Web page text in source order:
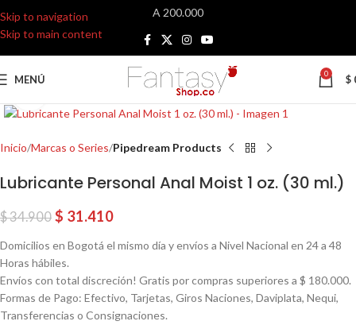
Skip to navigation
Skip to main content
MENÚ 0 $
Inicio Marcas o Series Pipedream Products
Lubricante Personal Anal Moist 1 oz. (30 ml.)
$34.900 $ 31.410
Domicilios en Bogotá el mismo día y envíos a Nivel Nacional en 24 a 48
Horas hábiles.
Envíos con total discreción! Gratis por compras superiores a $ 180.000.
Formas de Pago: Efectivo, Tarjetas, Giros Naciones, Daviplata, Nequi,
Transferencias o Consignaciones.
A 200.000